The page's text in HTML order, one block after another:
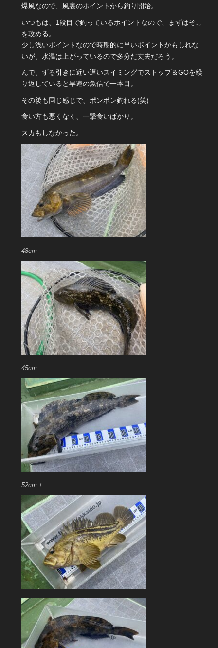
爆風なので、風裏のポイントから釣り開始。
いつもは、1段目で釣っているポイントなので、まずはそこ
を攻める。
少し浅いポイントなので時期的に早いポイントかもしれな
いが、水温は上がっているので多分だ丈夫だろう。
んで、ずる引きに近い遅いスイミングでストップ＆GOを繰
り返していると早速の魚信で一本目。
その後も同じ感じで、ポンポン釣れる(笑)
食い方も悪くなく、一撃食いばかり。
スカもしなかった。
48cm
45cm
52cm！